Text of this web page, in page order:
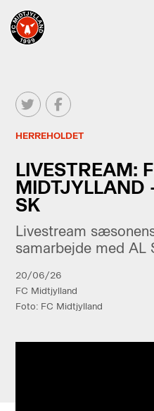
HERREHOLDET
LIVESTREAM:
MIDTJYLLAND
SK
Livestream
samarbejde med AL
20/06/26
FC Midtjylland
Foto: FC Midtjylland